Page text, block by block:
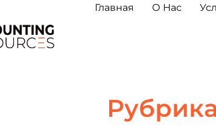
Главная О Нас